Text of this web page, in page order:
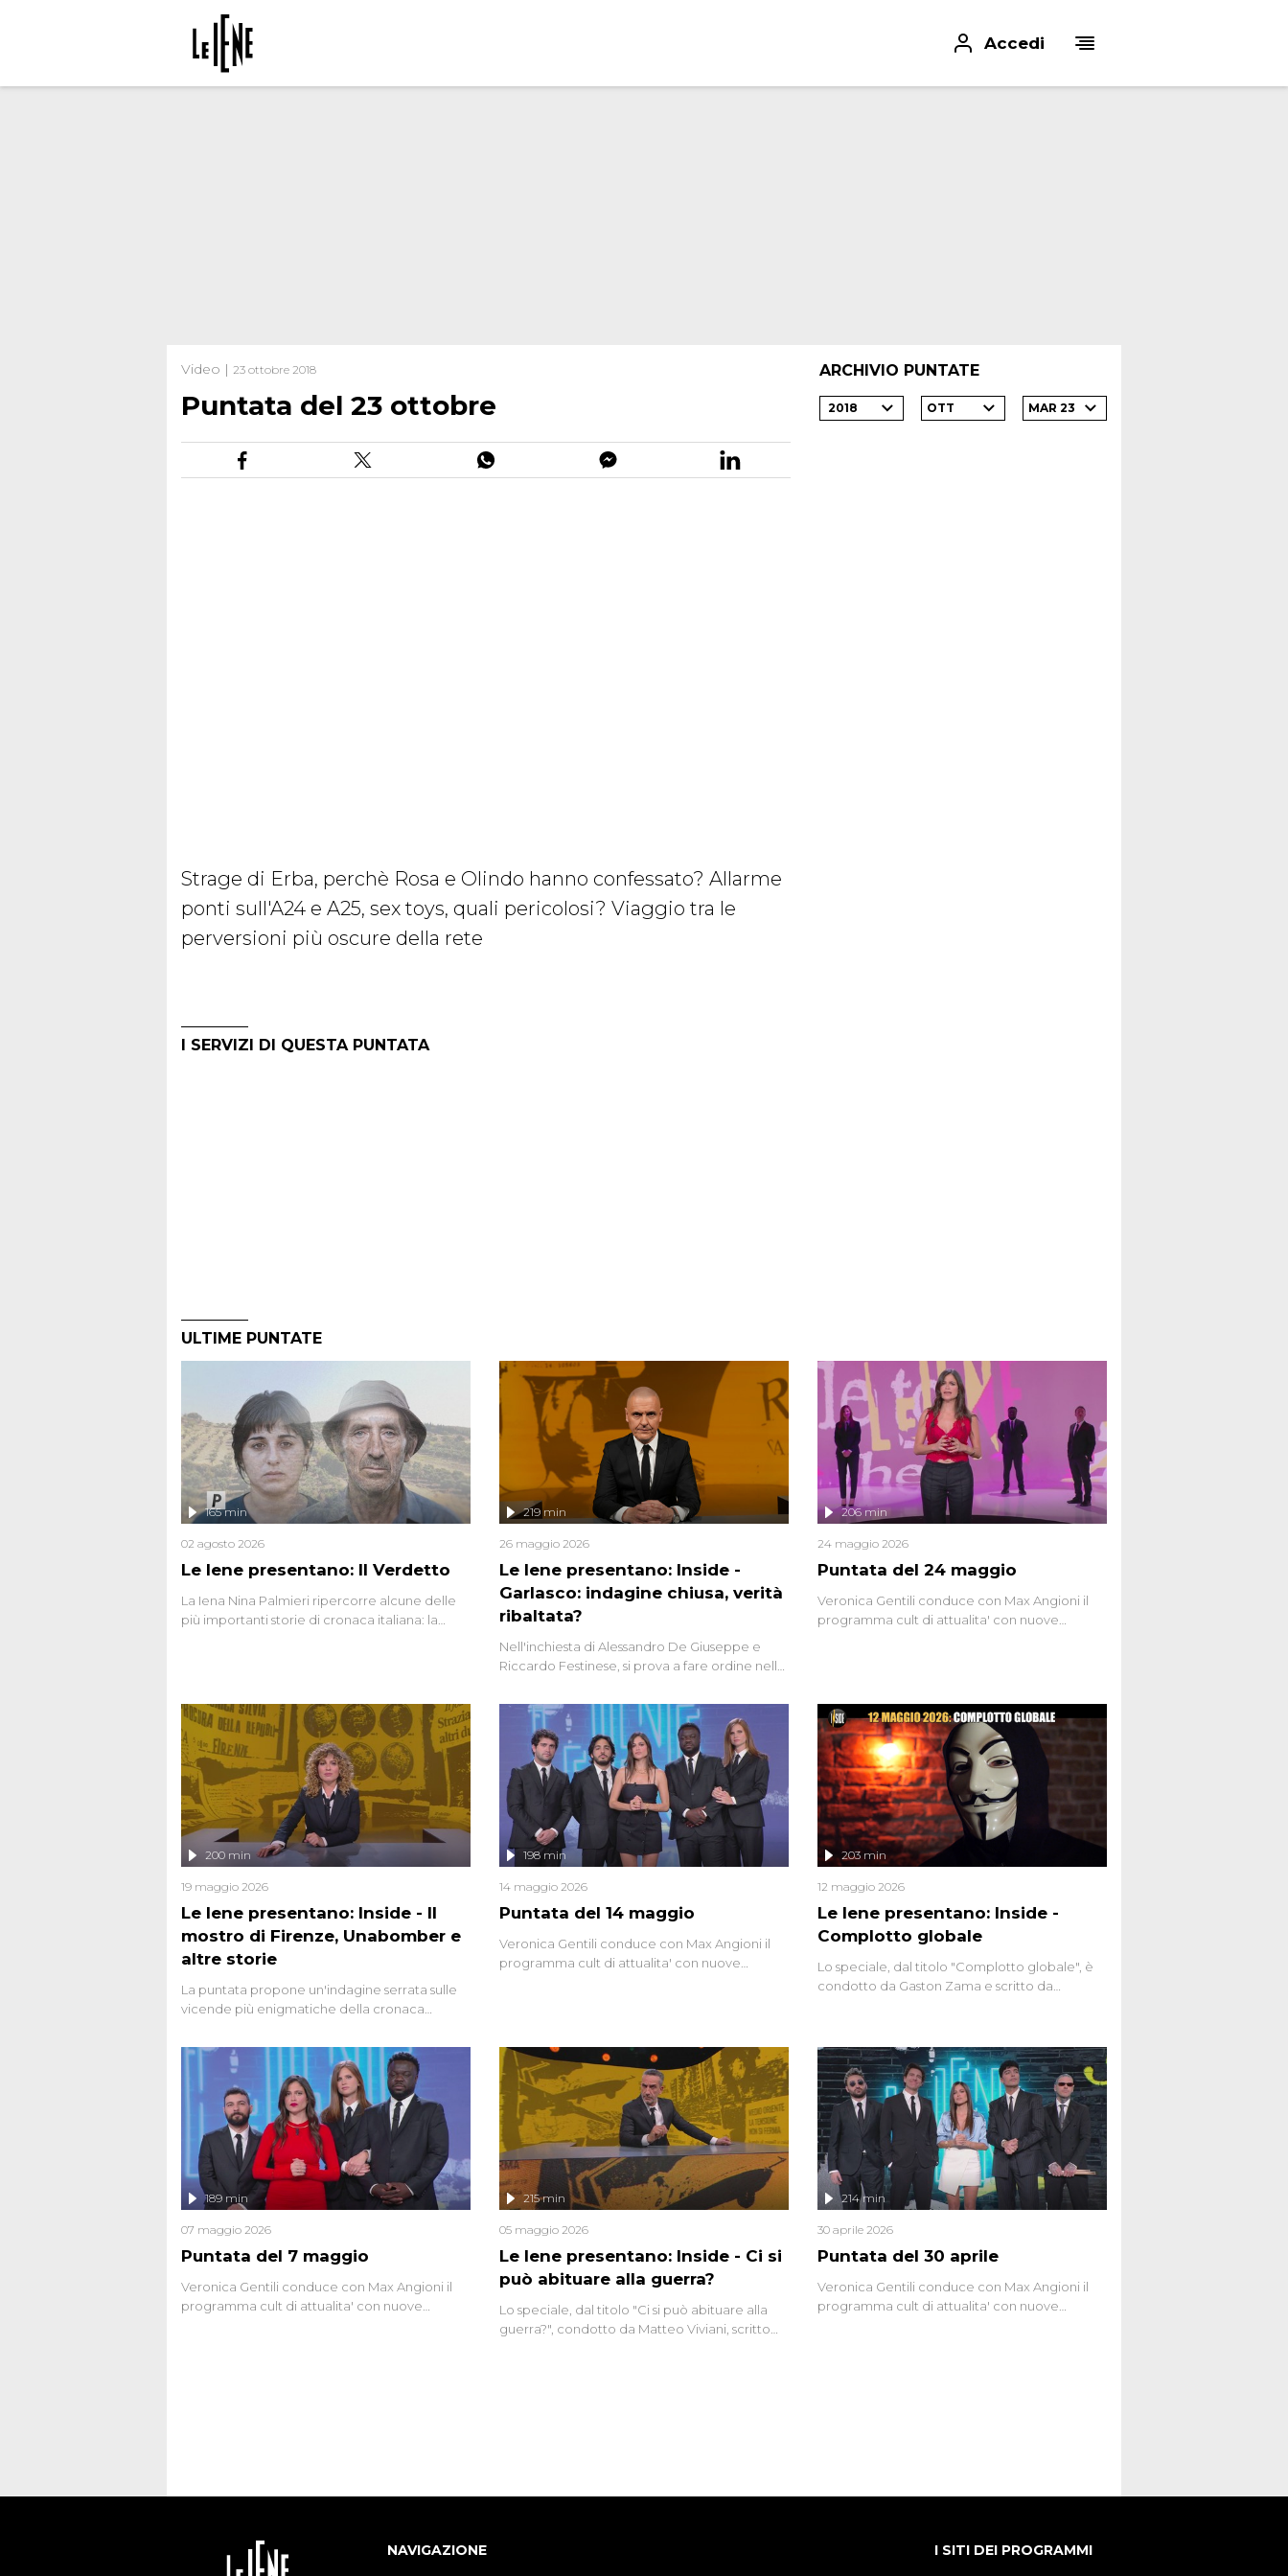
Accedi
Video | 23 ottobre 2018
Puntata del 23 ottobre
Strage di Erba, perchè Rosa e Olindo hanno confessato? Allarme
ponti sull'A24 e A25, sex toys, quali pericolosi? Viaggio tra le
perversioni più oscure della rete
I SERVIZI DI QUESTA PUNTATA
ARCHIVIO PUNTATE
2018 OTT MAR 23
ULTIME PUNTATE
Le Iene presentano: Il Verdetto
165 min
02 agosto 2026
La Iena Nina Palmieri ripercorre alcune delle
più importanti storie di cronaca italiana: la
Le Iene presentano: Inside -
Garlasco: indagine chiusa, verità
ribaltata?
219 min
26 maggio 2026
Nell'inchiesta di Alessandro De Giuseppe e
Riccardo Festinese, si prova a fare ordine nella
continuano a emergere attorno a una delle
vicende giudiziarie più discusse degli ultimi
anni. Lo speciale ricostruisce la vicenda
mettendo in fila testimonianze, errori, dettagli
controversi e i protagonisti di un'indagine che
sembra non avere fine.
Puntata del 24 maggio
206 min
24 maggio 2026
Veronica Gentili conduce con Max Angioni il
programma cult di attualita' con nuove
Le Iene presentano: Inside - Il
mostro di Firenze, Unabomber e
altre storie
200 min
19 maggio 2026
La puntata propone un'indagine serrata sulle
vicende più enigmatiche della cronaca
seriale responsabile di decine di attentati tra
gli anni '90 e il 2000 che, inquietantemente,
potrebbe essere ancora in libertà. Lo speciale
affronta inoltre le zone d'ombra sul Mostro di
Firenze, le cui responsabilità appaiono ancora
oggi avvolte in un groviglio di dubbi mai
chiariti. Nel corso dello speciale anche
l'intervista inedita a Olindo Romano, realizzata
ne...
Puntata del 14 maggio
198 min
14 maggio 2026
Veronica Gentili conduce con Max Angioni il
programma cult di attualita' con nuove
Le Iene presentano: Inside -
Complotto globale
203 min
12 maggio 2026
Lo speciale, dal titolo "Complotto globale", è
condotto da Gaston Zama e scritto da
alternative, dei sospetti globali e del
complottismo che negli ultimi anni hanno
invaso social network, talk show, piazze digitali
e immaginario collettivo.
Puntata del 7 maggio
189 min
07 maggio 2026
Veronica Gentili conduce con Max Angioni il
programma cult di attualita' con nuove
Le Iene presentano: Inside - Ci si
può abituare alla guerra?
215 min
05 maggio 2026
Lo speciale, dal titolo "Ci si può abituare alla
guerra?", condotto da Matteo Viviani, scritto
Puntata del 30 aprile
214 min
30 aprile 2026
Veronica Gentili conduce con Max Angioni il
programma cult di attualita' con nuove
NAVIGAZIONE
I SITI DEI PROGRAMMI